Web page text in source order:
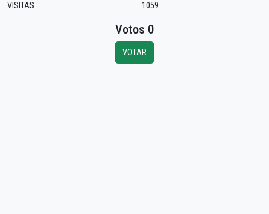
VISITAS: 1059
Votos 0
VOTAR